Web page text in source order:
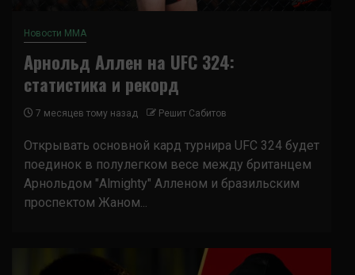
Новости ММА
Арнольд Аллен на UFC 324:
статистика и рекорд
7 месяцев тому назад Решит Сабитов
Открывать основной кард турнира UFC 324 будет
поединок в полулегком весе между британцем
Арнольдом "Almighty" Алленом и бразильским
проспектом Жаном...